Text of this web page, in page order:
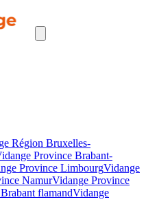
Région Bruxelles-
Province Brabant-
Province LimbourgVidange
NamurVidange Province
flamandVidange